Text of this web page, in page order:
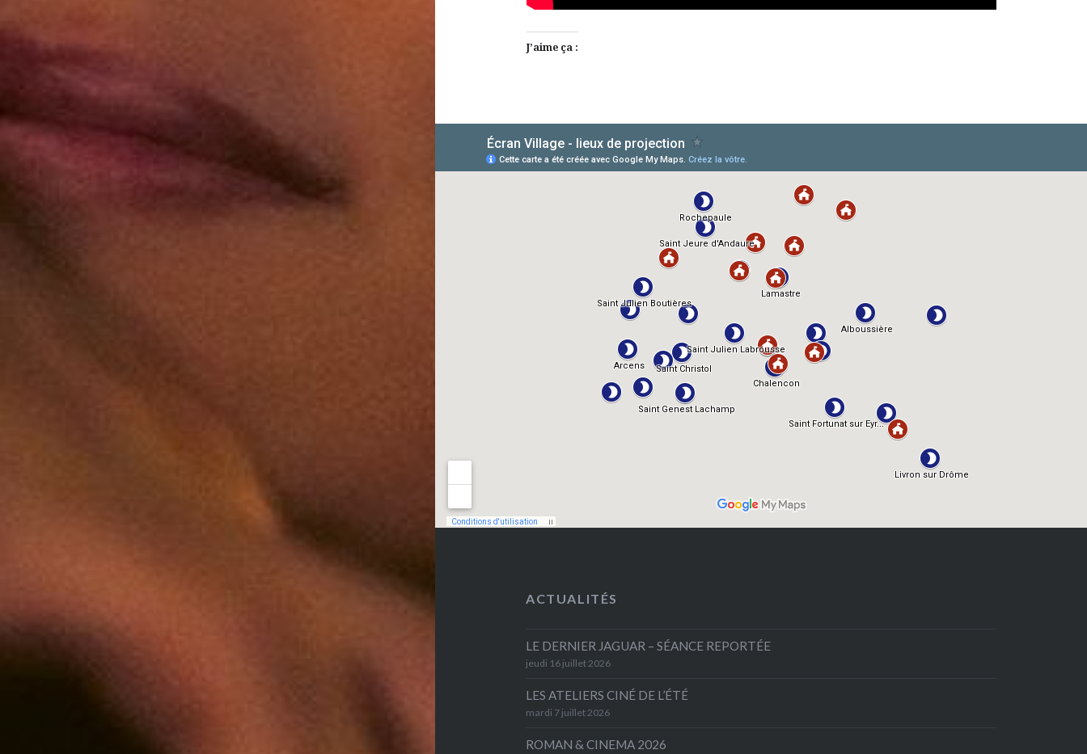
J’aime ça :
AlloCiné
ACTUALITÉS
LE DERNIER JAGUAR – SÉANCE REPORTÉE
jeudi 16 juillet 2026
LES ATELIERS CINÉ DE L’ÉTÉ
mardi 7 juillet 2026
ROMAN & CINEMA 2026